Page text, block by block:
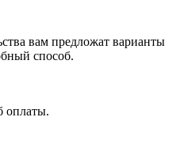
вам предложат варианты
способ.
оплаты.